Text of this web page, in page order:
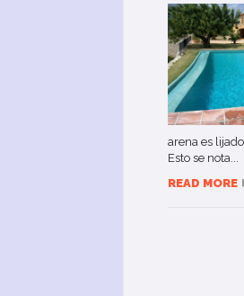
arena es
Esto se nota...
READ MORE